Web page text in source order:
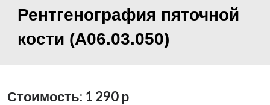
Рентгенография пяточной
кости (A06.03.050)
Стоимость: 1 290р